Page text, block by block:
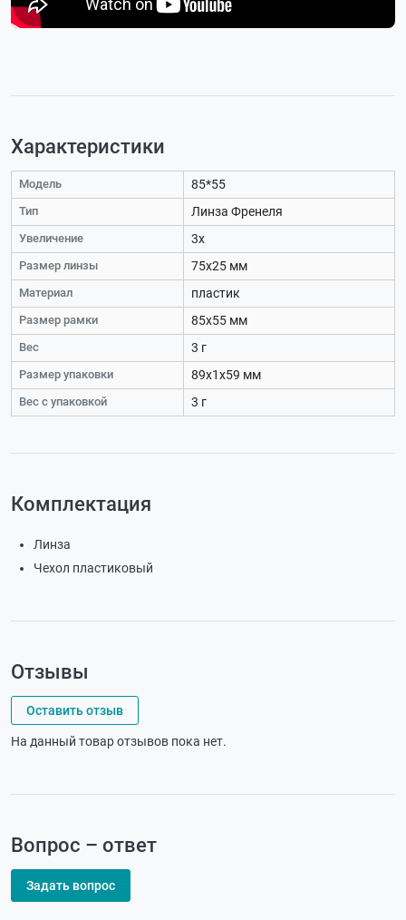
Характеристики
Модель 85*55
Тип Линза Френеля
Увеличение 3х
Размер линзы 75х25 мм
Материал пластик
Размер рамки 85х55 мм
Вес 3 г
Размер упаковки 89х1х59 мм
Вес с упаковкой 3 г
Комплектация
Линза
Чехол пластиковый
Отзывы
Оставить отзыв
На данный товар отзывов пока нет.
Вопрос – ответ
Задать вопрос